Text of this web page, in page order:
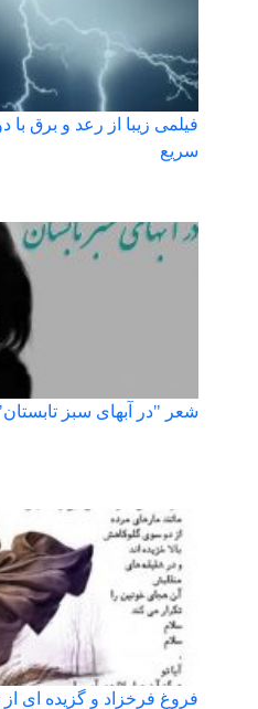
فیلمی زیبا از رعد و برق با
سریع
شعر "در آبهای سبز
فروغ فرخزاد و گزیده ای